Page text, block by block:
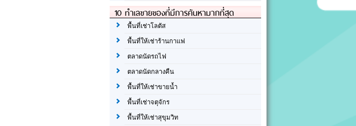
10 ทำเลขายของที่มีการค้นหามากที่สุด
พื้นที่เช่าโลตัส
พื้นที่ให้เช่าร้านกาแฟ
ตลาดนัดรถไฟ
ตลาดนัดกลางคืน
พื้นที่ให้เช่าขายน้ำ
พื้นที่เช่าจตุจักร
พื้นที่ให้เช่าสุขุมวิท